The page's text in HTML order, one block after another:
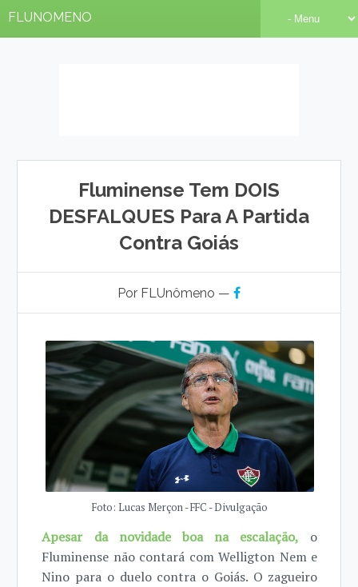
FLUNOMENO
Fluminense Tem DOIS
DESFALQUES Para A Partida
Contra Goiás
Por FLUnômeno —
Foto: Lucas Merçon - FFC - Divulgação
Apesar da novidade boa na escalação, o
Fluminense não contará com Welligton Nem e
Nino para o duelo contra o Goiás. O zagueiro